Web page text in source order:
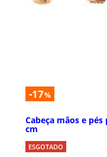
-17%
Cabeça mãos e
cm
ESGOTADO